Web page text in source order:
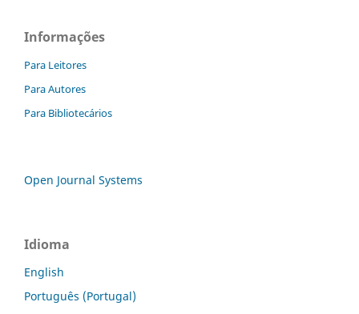
Informações
Para Leitores
Para Autores
Para Bibliotecários
Open Journal Systems
Idioma
English
Português (Portugal)